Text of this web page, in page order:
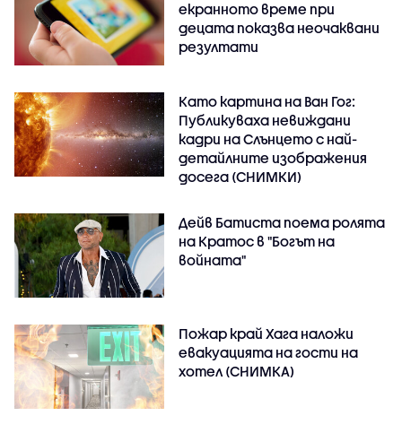
екранното време при
децата показва неочаквани
резултати
Като картина на Ван Гог:
Публикуваха невиждани
кадри на Слънцето с най-
детайлните изображения
досега (СНИМКИ)
Дейв Батиста поема ролята
на Кратос в "Богът на
войната"
Пожар край Хага наложи
евакуацията на гости на
хотел (СНИМКА)